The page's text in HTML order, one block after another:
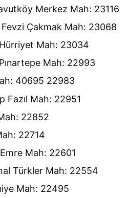
Merkez Mah: 23116
Çakmak Mah: 23068
Mah: 23034
Mah: 22993
40695 22983
Fazıl Mah: 22951
22852
22714
Mah: 22601
Türkler Mah: 22554
Mah: 22495